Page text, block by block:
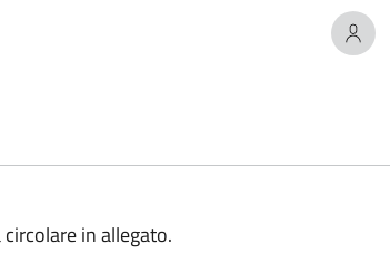
in allegato.